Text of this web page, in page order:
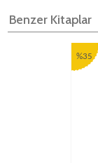
Benzer Kitaplar
%35